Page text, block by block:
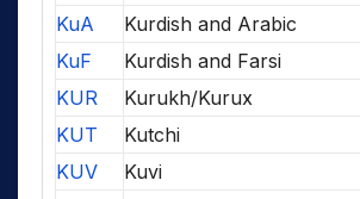
KuA
Kurdish and Arabic
KuF
Kurdish and Farsi
KUR
Kurukh/Kurux
KUT
Kutchi
KUV
Kuvi